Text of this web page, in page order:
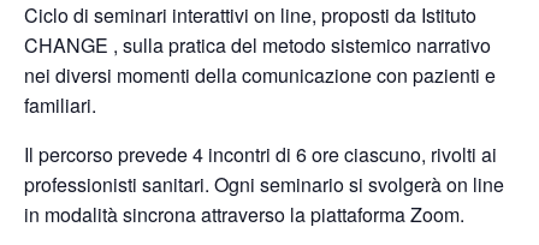
Ciclo di seminari interattivi on line, proposti da Istituto
CHANGE , sulla pratica del metodo sistemico narrativo
nei diversi momenti della comunicazione con pazienti e
familiari.
Il percorso prevede 4 incontri di 6 ore ciascuno, rivolti ai
professionisti sanitari. Ogni seminario si svolgerà on line
in modalità sincrona attraverso la piattaforma Zoom.